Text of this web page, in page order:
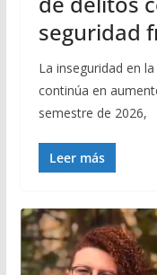
seguridad
La inseguridad en
continúa en
semestre de 2026,
Leer más